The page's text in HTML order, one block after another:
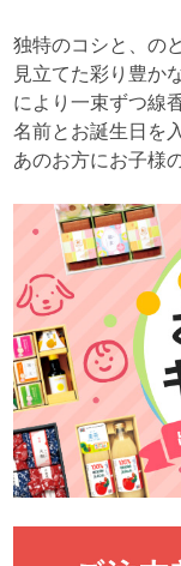
独特のコシと、の
見立てた彩り豊か
により一束ずつ線
名前とお誕生日を
あのお方にお子様